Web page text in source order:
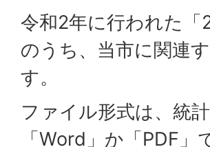
令和2年に行われた
のうち、当市に関連
す。
ファイル形式は、統
「Word」か「PDF